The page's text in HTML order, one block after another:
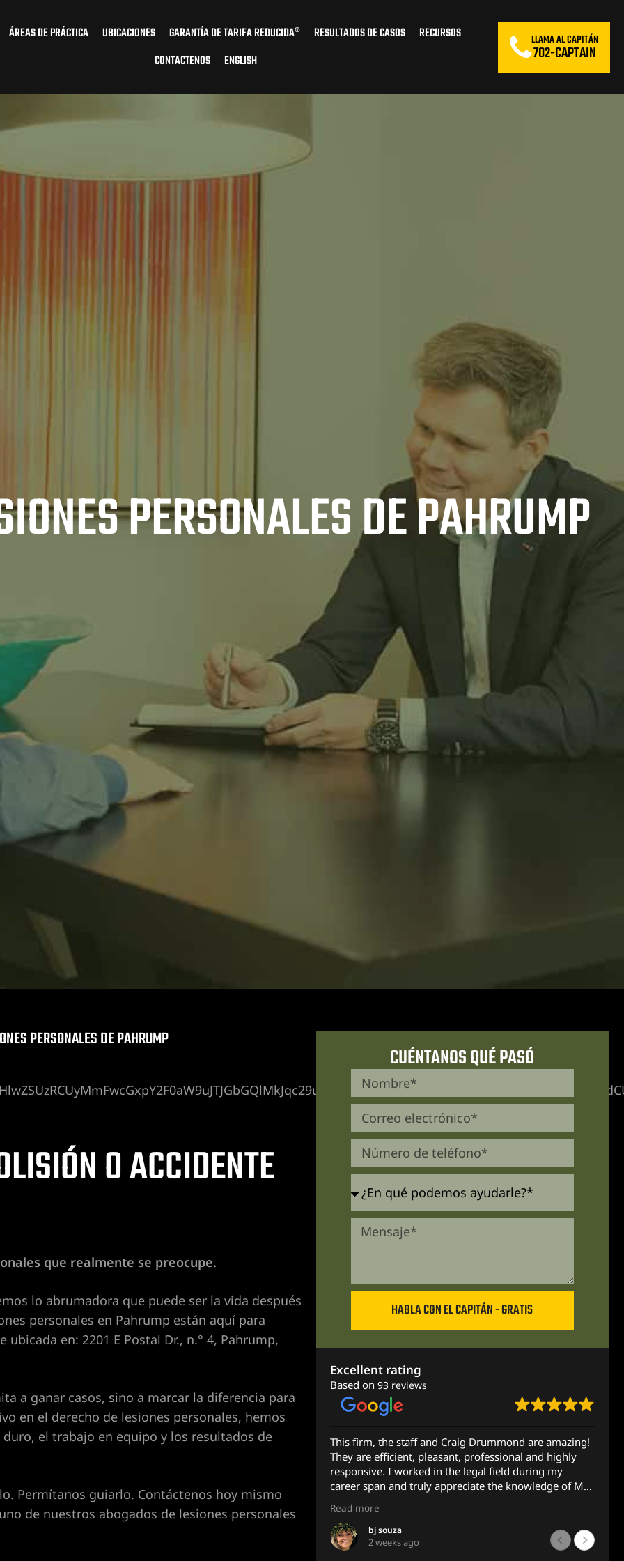
ÁREAS DE PRÁCTICA UBICACIONES GARANTÍA DE TARIFA REDUCIDA® RESULTADOS DE CASOS
RECURSOS
CONTACTENOS
ENGLISH
LLAMA AL CAPITÁN
702-CAPTAIN
PERSONALES DE PAHRUMP
PERSONALES DE PAHRUMP
O ACCIDENTE
que realmente se preocupe.
lo abrumadora que puede ser la vida después
personales en Pahrump están aquí para
en: 2201 E Postal Dr., n.° 4, Pahrump,
a ganar casos, sino a marcar la diferencia para
en el derecho de lesiones personales, hemos
el trabajo en equipo y los resultados de
Permítanos guiarlo. Contáctenos hoy mismo
de nuestros abogados de lesiones personales
CUÉNTANOS QUÉ PASÓ
HABLA CON EL CAPITÁN - GRATIS
Excellent rating
Based on 93 reviews
This firm, the staff and Craig Drummond are amazing!
They are efficient, pleasant, professional and highly
responsive. I worked in the legal field during my
career span and truly appreciate the knowledge of Mr.
Drummond.
I recently was assisting a family member with some
legal concerns and reached out to Mr. Drummond and
Read more
bj souza
2 weeks ago